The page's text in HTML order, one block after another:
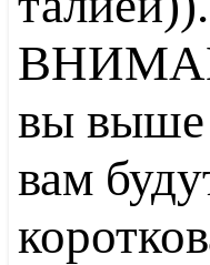
вы выше
вам